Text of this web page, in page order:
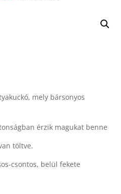
mely bársonyos
érzik magukat benne
töltve.
csontos, belül fekete